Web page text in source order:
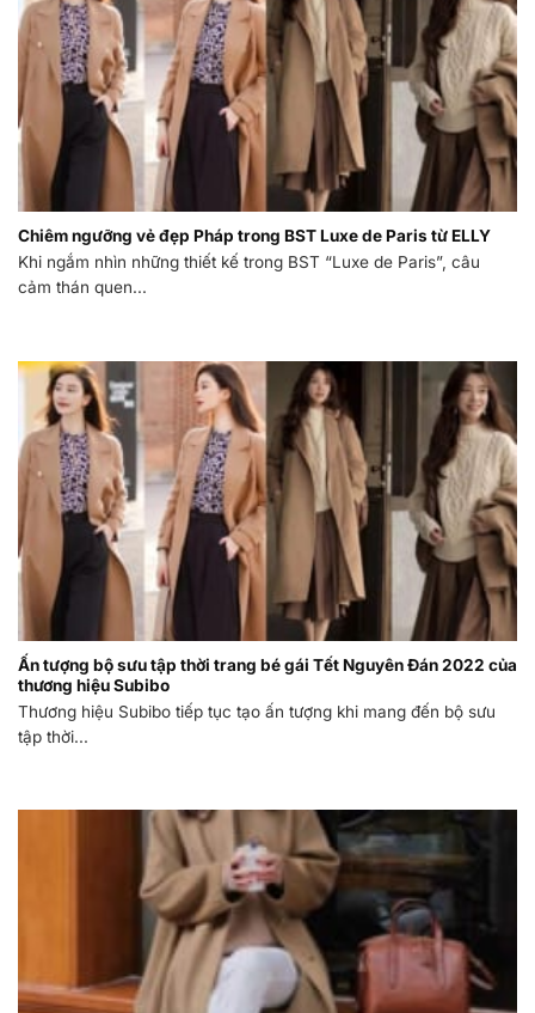
Chiêm ngưỡng vẻ đẹp Pháp trong BST Luxe de Paris từ ELLY
Khi ngắm nhìn những thiết kế trong BST “Luxe de Paris”, câu
cảm thán quen...
Ấn tượng bộ sưu tập thời trang bé gái Tết Nguyên Đán 2022 của
thương hiệu Subibo
Thương hiệu Subibo tiếp tục tạo ấn tượng khi mang đến bộ sưu
tập thời...